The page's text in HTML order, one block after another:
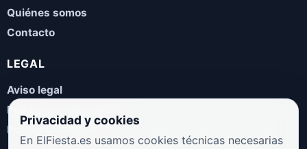
Quiénes somos
Contacto
LEGAL
Aviso legal
Política de privacidad
Política de cookies
Privacidad y cookies
En ElFiesta.es usamos cookies técnicas necesarias